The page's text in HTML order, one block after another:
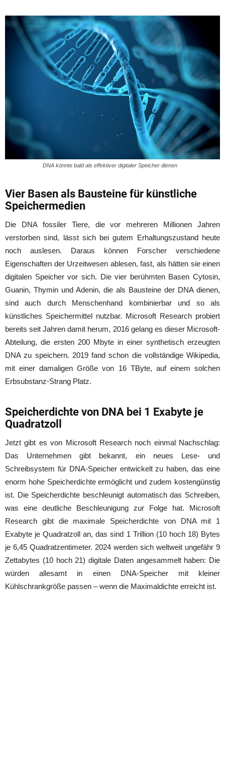
DNA könnte bald als effektiver digitaler Speicher dienen
Vier Basen als Bausteine für künstliche
Speichermedien
Die DNA fossiler Tiere, die vor mehreren Millionen Jahren
verstorben sind, lässt sich bei gutem Erhaltungszustand heute
noch auslesen. Daraus können Forscher verschiedene
Eigenschaften der Urzeitwesen ablesen, fast, als hätten sie einen
digitalen Speicher vor sich. Die vier berühmten Basen Cytosin,
Guanin, Thymin und Adenin, die als Bausteine der DNA dienen,
sind auch durch Menschenhand kombinierbar und so als
künstliches Speichermittel nutzbar. Microsoft Research probiert
bereits seit Jahren damit herum, 2016 gelang es dieser Microsoft-
Abteilung, die ersten 200 Mbyte in einer synthetisch erzeugten
DNA zu speichern. 2019 fand schon die vollständige Wikipedia,
mit einer damaligen Größe von 16 TByte, auf einem solchen
Erbsubstanz-Strang Platz.
Speicherdichte von DNA bei 1 Exabyte je
Quadratzoll
Jetzt gibt es von Microsoft Research noch einmal Nachschlag:
Das Unternehmen gibt bekannt, ein neues Lese- und
Schreibsystem für DNA-Speicher entwickelt zu haben, das eine
enorm hohe Speicherdichte ermöglicht und zudem kostengünstig
ist. Die Speicherdichte beschleunigt automatisch das Schreiben,
was eine deutliche Beschleunigung zur Folge hat. Microsoft
Research gibt die maximale Speicherdichte von DNA mit 1
Exabyte je Quadratzoll an, das sind 1 Trillion (10 hoch 18) Bytes
je 6,45 Quadratzentimeter. 2024 werden sich weltweit ungefähr 9
Zettabytes (10 hoch 21) digitale Daten angesammelt haben: Die
würden allesamt in einen DNA-Speicher mit kleiner
Kühlschrankgröße passen – wenn die Maximaldichte erreicht ist.